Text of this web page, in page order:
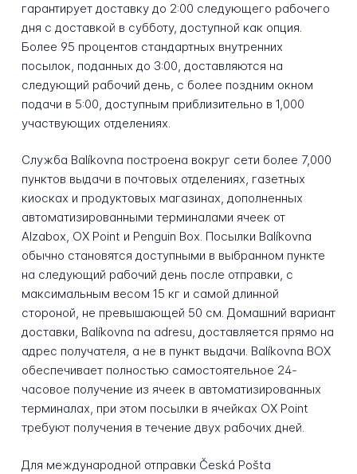
гарантирует доставку до 2:00 следующего рабочего
дня с доставкой в субботу, доступной как опция.
Более 95 процентов стандартных внутренних
посылок, поданных до 3:00, доставляются на
следующий рабочий день, с более поздним окном
подачи в 5:00, доступным приблизительно в 1,000
участвующих отделениях.
Служба Balíkovna построена вокруг сети более 7,000
пунктов выдачи в почтовых отделениях, газетных
киосках и продуктовых магазинах, дополненных
автоматизированными терминалами ячеек от
Alzabox, OX Point и Penguin Box. Посылки Balíkovna
обычно становятся доступными в выбранном пункте
на следующий рабочий день после отправки, с
максимальным весом 15 кг и самой длинной
стороной, не превышающей 50 см. Домашний вариант
доставки, Balíkovna na adresu, доставляется прямо на
адрес получателя, а не в пункт выдачи. Balíkovna BOX
обеспечивает полностью самостоятельное 24-
часовое получение из ячеек в автоматизированных
терминалах, при этом посылки в ячейках OX Point
требуют получения в течение двух рабочих дней.
Для международной отправки Česká Pošta